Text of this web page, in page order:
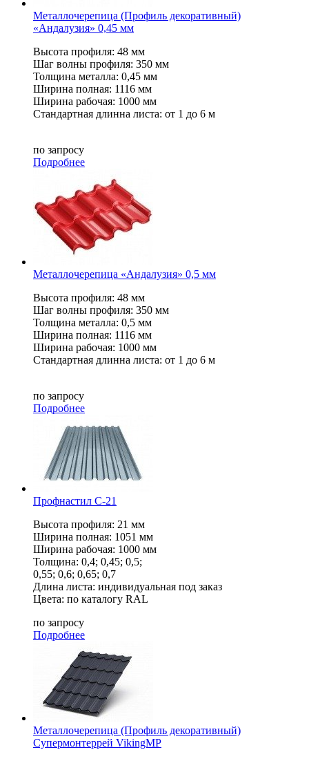
Металлочерепица (Профиль декоративный)
«Андалузия» 0,45 мм
Высота профиля: 48 мм
Шаг волны профиля: 350 мм
Толщина металла: 0,45 мм
Ширина полная: 1116 мм
Ширина рабочая: 1000 мм
Стандартная длинна листа: от 1 до 6 м
по запросу
Подробнее
Металлочерепица «Андалузия» 0,5 мм
Высота профиля: 48 мм
Шаг волны профиля: 350 мм
Толщина металла: 0,5 мм
Ширина полная: 1116 мм
Ширина рабочая: 1000 мм
Стандартная длинна листа: от 1 до 6 м
по запросу
Подробнее
Профнастил С-21
Высота профиля: 21 мм
Ширина полная: 1051 мм
Ширина рабочая: 1000 мм
Толщина: 0,4; 0,45; 0,5;
0,55; 0,6; 0,65; 0,7
Длина листа: индивидуальная под заказ
Цвета: по каталогу RAL
по запросу
Подробнее
Металлочерепица (Профиль декоративный)
Супермонтеррей VikingMP